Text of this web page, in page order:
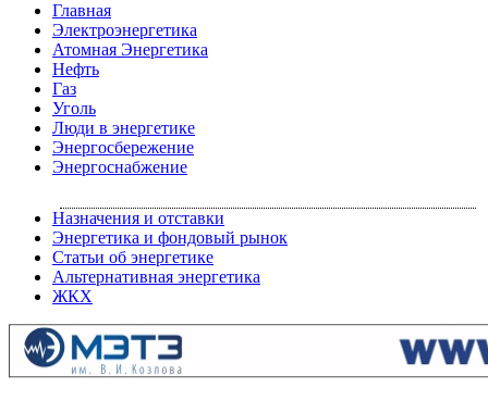
Главная
Электроэнергетика
Атомная Энергетика
Нефть
Газ
Уголь
Люди в энергетике
Энергосбережение
Энергоснабжение
Назначения и отставки
Энергетика и фондовый рынок
Статьи об энергетике
Альтернативная энергетика
ЖКХ